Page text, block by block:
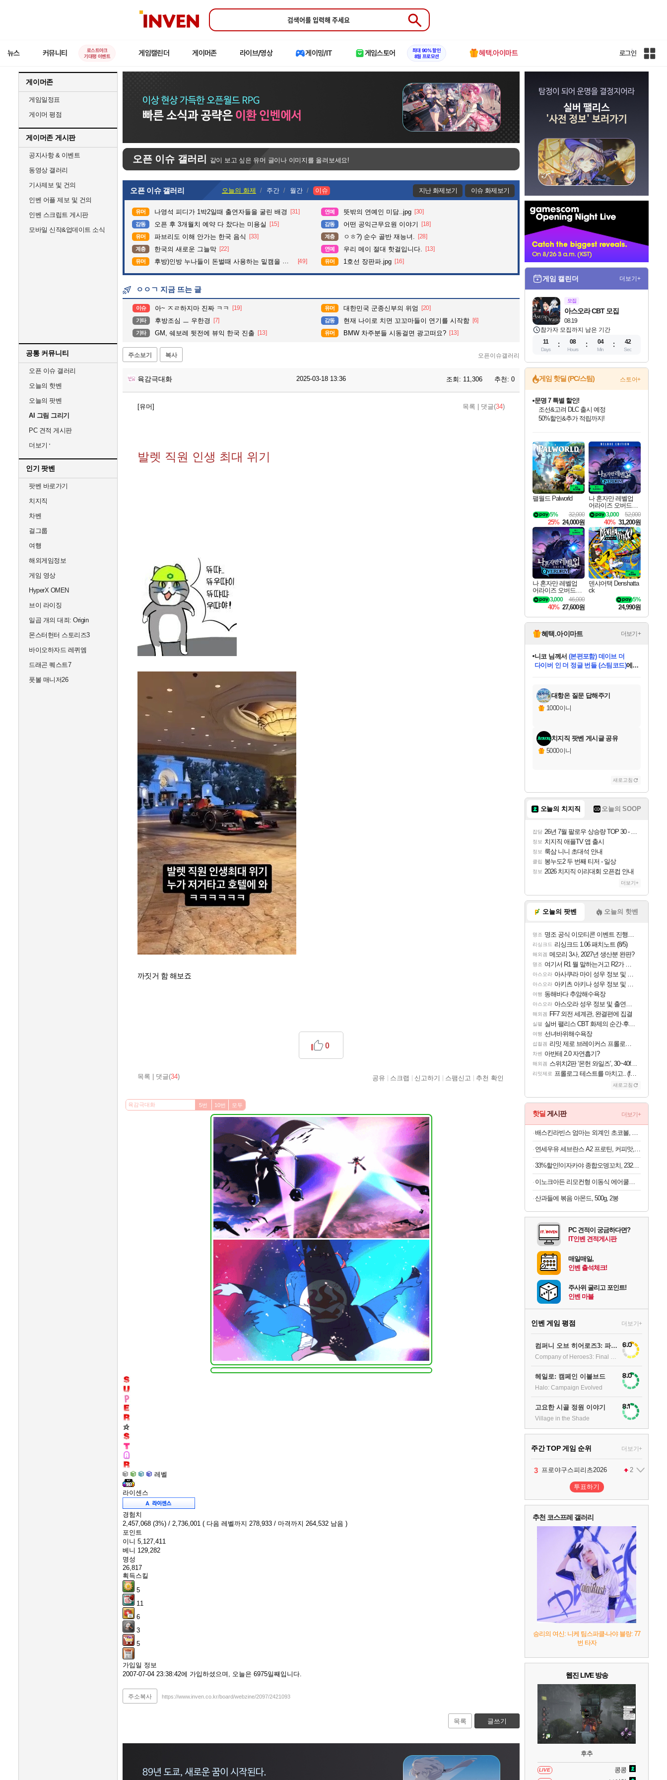
인
Submit
뉴스 커뮤니티
로스트아크
기대평 이벤트
게임캘린더 게이머존 라이브/영상 게이밍/IT 게임스토어
최대 90% 할인
8월 프로모션
혜택.아이마트 로그인
인
게이머존
게임일정표
게이머 평점
게이머존 게시판
공지사항 & 이벤트
동영상 갤러리
기사제보 및 건의
인벤 어플 제보 및 건의
인벤 스크립트 게시판
모바일 신작&업데이트 소식
공통 커뮤니티
오픈 이슈 갤러리
오늘의 핫벤
오늘의 팟벤
AI 그림 그리기
PC 견적 게시판
더보기
인기 팟벤
팟벤 바로가기
치지직
차벤
걸그룹
여행
해외게임정보
게임 영상
HyperX OMEN
브이 라이징
일곱 개의 대죄: Origin
몬스터헌터 스토리즈3
바이오하자드 레퀴엠
드래곤 퀘스트7
풋볼 매니저26
오픈 이슈 갤러리 같이 보고 싶은 유머 글이나 이미지를 올려보세요!
오픈 이슈 갤러리 오늘의 화제 주간 월간 이슈 지난 화제보기 이슈 화제보기
유머 나영석 피디가 1박2일때 출연자들을 굴린 배경 [31] 연예 뜻밖의 연예인 미담..jpg [30]
감동 오픈 후 3개월치 예약 다 찼다는 미용실 [15] 감동 어떤 공익근무요원 이야기 [18]
유머 파브리도 이해 안가는 한국 음식 [33] 계층 ㅇㅎ?) 순수 골반 재능녀. [28]
계층 한국의 새로운 그늘막 [22] 연예 우리 메이 절대 핫걸입니다. [13]
유머 후방)인방 누나들이 돈벌때 사용하는 밑캠을 알아보자 [49] 유머 1호선 장판파.jpg [16]
ㅇㅇㄱ 지금 뜨는 글
이슈 아~ ㅈㄹ하지마 진짜 ㅋㅋ [19] 유머 대한민국 군종신부의 위엄 [20]
기타 후방조심 ㅡ 우한경 [7] 감동 현재 나이로 치면 꼬꼬마들이 연기를 시작함 [6]
기타 GM, 쉐보레 뒷전에 뷰익 한국 진출 [13] 유머 BMW 차주분들 시동걸면 광고떠요? [13]
주소보기 복사 오픈이슈갤러리
육감극대화 2025-03-18 13:36 조회: 11,306 추천: 0
[유머] 목록 댓글(34)
발렛 직원 인생 최대 위기
까짓거 함 해보죠
목록 댓글(34)
0
공유 스크랩 신고하기 스팸신고 추천 확인
5번 10번 모두
레벨
라이센스
경험치
2,457,068 (3%) / 2,736,001 ( 다음 레벨까지 278,933 / 마격까지 264,532 남음 )
포인트
이니 5,127,411
베니 129,282
명성
26,817
획득스킬
5
11
6
3
5
가입일 정보
2007-07-04 23:38:42에 가입하셨으며, 오늘은 6975일째입니다.
주소복사 https://www.inven.co.kr/board/webzine/2097/2421093
목록 글쓰기
벤
게임 캘린더 더보기+
모집
08.19
아스오라 CBT 모집
참가자 모집까지 남은 기간
11
Days
08
Hours
04
Min
40
Sec
게임 핫딜 (PC/스팀) 스토어+
최대 90% 할인가를 만나보세요!
네이버혜택과 함께 만나보세요!
50%할인&추가 적립까지!
마블 투혼 파이팅 소울즈 정식출시!
마블 히어로 총 출동&화려한 격투!
네이버 포인트 혜택까지!
이니&베니 혜택까지!
네이버 혜택가와 함께 예약하세요!
할인&네이버혜택으로 만나보세요!
네이버페이 혜택과 만나보세요!
40주년 프로모션으로 만나보세요!
할인가에 만나보세요!
일부 에디션 상시 할인!
혜택으로 예약 판매 중
편안하게 충전하세요
팰월드 Palworld
32,000
5%
25% 24,000원
나 혼자만 레벨업
어라이즈 오버드라
이브 디럭스 에디션
Solo Leveling Arise
Overdrive Deluxe Edi
tion
52,000
3,000
40% 31,200원
나 혼자만 레벨업
어라이즈 오버드라
이브 Solo Leveling A
rise
46,000
3,000
40% 27,600원
덴샤어택 Denshatta
ck
5%
24,990원
혜택.아이마트 더보기+
교환.
당첨되셨습니다.
니코님께서 (본편포함) 데이브 더
다이버 인 더 정글 번들 (스팀코드)에
당첨되셨습니다.
당첨되셨습니다.
당첨되셨습니다.
당첨되셨습니다.
당첨되셨습니다.
에디션 (스팀코드)를 교환.
당첨되셨습니다.
대항온 질문 답해주기
1000이니
치지직 팟벤 게시글 공유
5000이니
새로고침
오늘의 치지직 오늘의 SOOP
잡담 26년 7월 팔로우 상승량 TOP 30 - 월간 치지직
정보 치지직 애플TV 앱 출시
정보 룩삼 니니 초대석 안내
클립 봉누도2 두 번째 티저 - 일상
정보 2026 치지직 이리대회 오픈컵 안내
더보기+
오늘의 팟벤 오늘의 핫벤
명조 명조 공식 이모티콘 이벤트 진행해봤습니다! 참여부터 추첨까지????
리싱크드 리싱크드 1.06 패치노트 (8/5)
해외겜 메모리 3사, 2027년 생산분 완판?
명조 여기서 R1 뭘 말하는거고 R2가 뭘말하는걸까요?
아스오라 아사쿠라 마이 성우 정보 및 주요 필모
아스오라 아키츠 아키나 성우 정보 및 주요 필모
여행 동해바다 추암해수욕장
아스오라 아스오라 성우 정보 및 출연작 모음
해외겜 FF7 외전 세계관, 완결편에 집결
실팰 실버 팰리스 CBT 화제의 순간·후기 모음
여행 선녀바위해수욕장
섭컬겜 리밋 제로 브레이커스 프롤로그 테스트 후기 영상 업로드
차벤 아반테 2.0 자연흡기?
해외겜 스위치2판 ‘몬헌 와일즈’, 30~40fps 목표 추정
리밋제로 프롤로그 테스트를 마치고.. (feat. 리아)
새로고침
핫딜 게시판 더보기+
배스킨라빈스 엄마는 외계인 초코볼, 32g, 6개입, 2개
연세우유 세브란스 A2 프로틴, 커피맛, 190ml, 16개
33%할인!이자카야 종합오뎅꼬치, 232g, 4개
이노크아든 리모컨형 이동식 에어쿨러 IA-L11, 1개
산과들에 볶음 아몬드, 500g, 2봉
PC 견적이 궁금하다면?
IT인벤 견적게시판
매일매일,
인벤 출석체크!
주사위 굴리고 포인트!
인벤 마블
인벤 게임 평점 더보기+
컴퍼니 오브 히어로즈3: 파이널 스탠드 6.0
헤일로: 캠페인 이볼브드
Halo: Campaign Evolved
8.0
고요한 시골 정원 이야기
Village in the Shade
8.1
주간 TOP 게임 순위 더보기+
1 팰월드
2 1
3 프로야구스피리츠2026 2
4 드래곤소드 : 어웨이크닝 2
5 블라인드 삼국 1
1
리듬 천국 미라클 스타즈 2
헤일로: 캠페인 이볼브드
9 캡틴 츠바사 2 월드 파이터즈
투표하기
추천 코스프레 갤러리
승리의 여신: 니케 팀스파클-나야 블랑: 77
번 타자
웹진 LIVE 방송
후추
LIVE 콩콩